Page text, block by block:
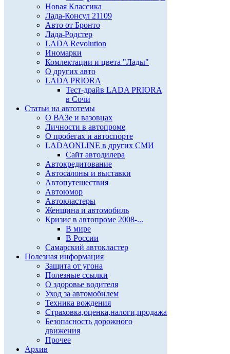
Новая Классика
Лада-Консул 21109
Авто от Бронто
Лада-Родстер
LADA Revolution
Иномарки
Комлектации и цвета "Лады"
О других авто
LADA PRIORA
Тест-драйв LADA PRIORA
в Сочи
Статьи на автотемы
О ВАЗе и вазовцах
Личности в автопроме
О пробегах и автоспорте
LADAONLINE в других СМИ
Сайт автодилера
Автокредитование
Автосалоны и выставки
Автопутешествия
Автоюмор
Автокластеры
Женщина и автомобиль
Кризис в автопроме 2008-...
В мире
В России
Самарский автокластер
Полезная информация
Защита от угона
Полезные ссылки
О здоровье водителя
Уход за автомобилем
Техника вождения
Страховка,оценка,налоги,продажа
Безопасность дорожного
движения
Прочее
Архив